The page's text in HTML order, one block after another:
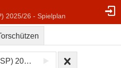
2025/26 - Spielplan
Segunda Division (ESP) 2025/26